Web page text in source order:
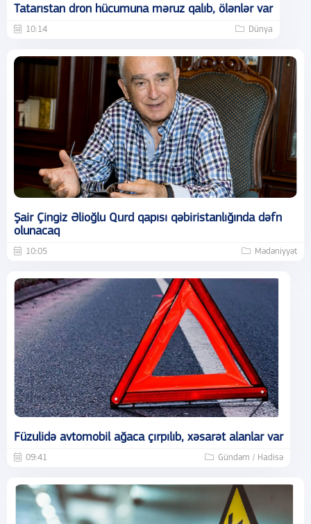
Tatarıstan dron hücumuna məruz qalıb, ölənlər var
10:14 Dünya
Şair Çingiz Əlioğlu Qurd qapısı qəbiristanlığında dəfn
olunacaq
10:05 Mədəniyyət
Füzulidə avtomobil ağaca çırpılıb, xəsarət alanlar var
09:41 Gündəm / Hadisə